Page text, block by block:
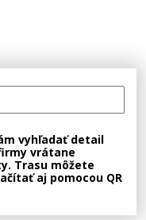
vyhľadať detail
vrátane
Trasu môžete
aj pomocou QR